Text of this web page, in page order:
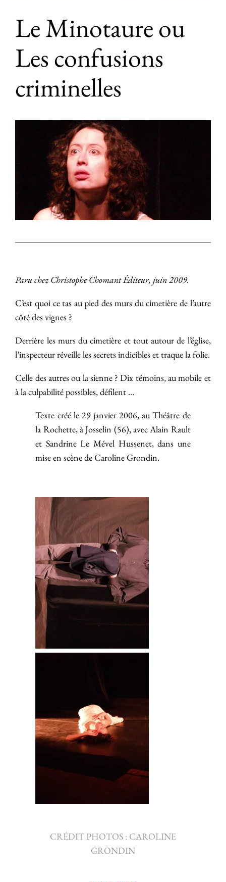
Le Minotaure ou
Les confusions
criminelles
Paru chez Christophe Chomant Éditeur, juin 2009.
C’est quoi ce tas au pied des murs du cimetière de l’autre
côté des vignes ?
Derrière les murs du cimetière et tout autour de l’église,
l’inspecteur réveille les secrets indicibles et traque la folie.
Celle des autres ou la sienne ? Dix témoins, au mobile et
à la culpabilité possibles, défilent …
Texte créé le 29 janvier 2006, au Théâtre de
la Rochette, à Josselin (56), avec Alain Rault
et Sandrine Le Mével Hussenet, dans une
mise en scène de Caroline Grondin.
CRÉDIT PHOTOS : CAROLINE
GRONDIN